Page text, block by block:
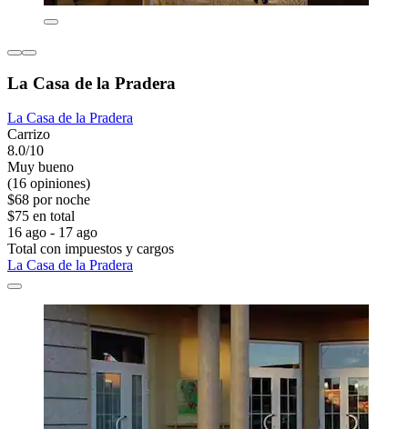
La Casa de la Pradera
La Casa de la Pradera
Carrizo
8.0/10
Muy bueno
(16 opiniones)
$68 por noche
$75 en total
16 ago - 17 ago
Total con impuestos y cargos
La Casa de la Pradera